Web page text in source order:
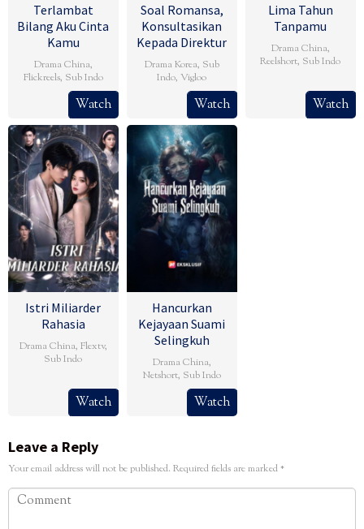
Terlambat
Bilang Aku Cinta
Kamu
Drama China,
Flickreels, Sub Indo
Watch
Soal Romansa,
Konsultasikan
Kepada Direktur
Drama Korea, Sub
Indo,Vigloo
Watch
Lima Tahun
Tanpamu
Drama China,
Reelshort, Sub Indo
Watch
Istri Miliarder
Rahasia
Drama China, Flextv,
Sub Indo
Watch
Hancurkan
Kejayaan Suami
Selingkuh
Drama China,
Netshort, Sub Indo
Watch
Leave a Reply
Your email address will not be published. Required fields are marked*